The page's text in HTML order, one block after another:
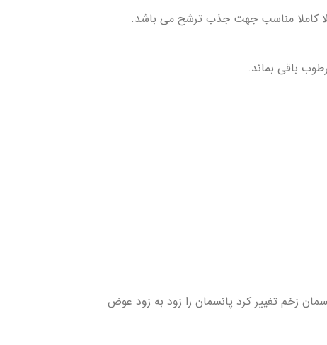
کاملا مناسب جهت جذب ترشح می باشد.
باقی بماند.
۷ روز را دارد. در صورتی که رنگ لبه هایی پانسمان زخم تغییر کرد پانسمان را زود به زود عوض